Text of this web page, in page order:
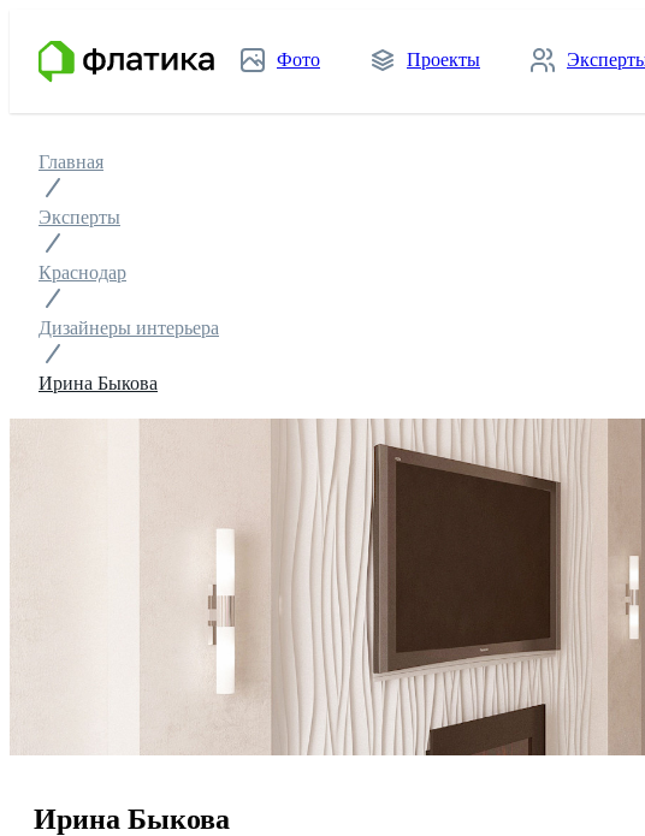
Фото Проекты
Главная
Эксперты
Краснодар
Дизайнеры интерьера
Ирина Быкова
Ирина Быкова